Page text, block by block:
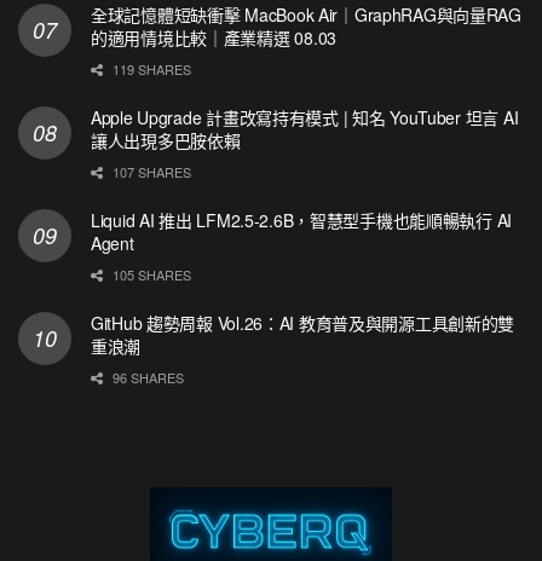
全球記憶體短缺衝擊 MacBook Air｜GraphRAG與向量RAG
的適用情境比較｜產業精選 08.03
119 SHARES
Apple Upgrade 計畫改寫持有模式 | 知名 YouTuber 坦言 AI
讓人出現多巴胺依賴
107 SHARES
Liquid AI 推出 LFM2.5-2.6B，智慧型手機也能順暢執行 AI
Agent
105 SHARES
GitHub 趨勢周報 Vol.26：AI 教育普及與開源工具創新的雙
重浪潮
96 SHARES